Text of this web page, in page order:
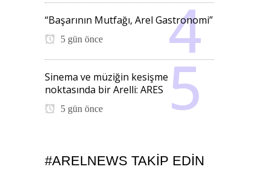
“Başarının Mutfağı, Arel Gastronomi”
5 gün önce
Sinema ve müziğin kesişme
noktasında bir Arelli: ARES
5 gün önce
#ARELNEWS TAKIP EDIN